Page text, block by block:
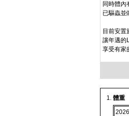
同時體內
已驅蟲並
目前安置
讓年邁的
享受有家
體重